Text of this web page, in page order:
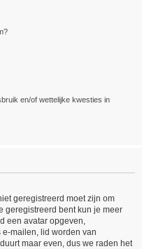
en/of wettelijke kwesties in
geregistreerd moet zijn om
geregistreerd bent kun je meer
een avatar opgeven,
mailen, lid worden van
maar even, dus we raden het